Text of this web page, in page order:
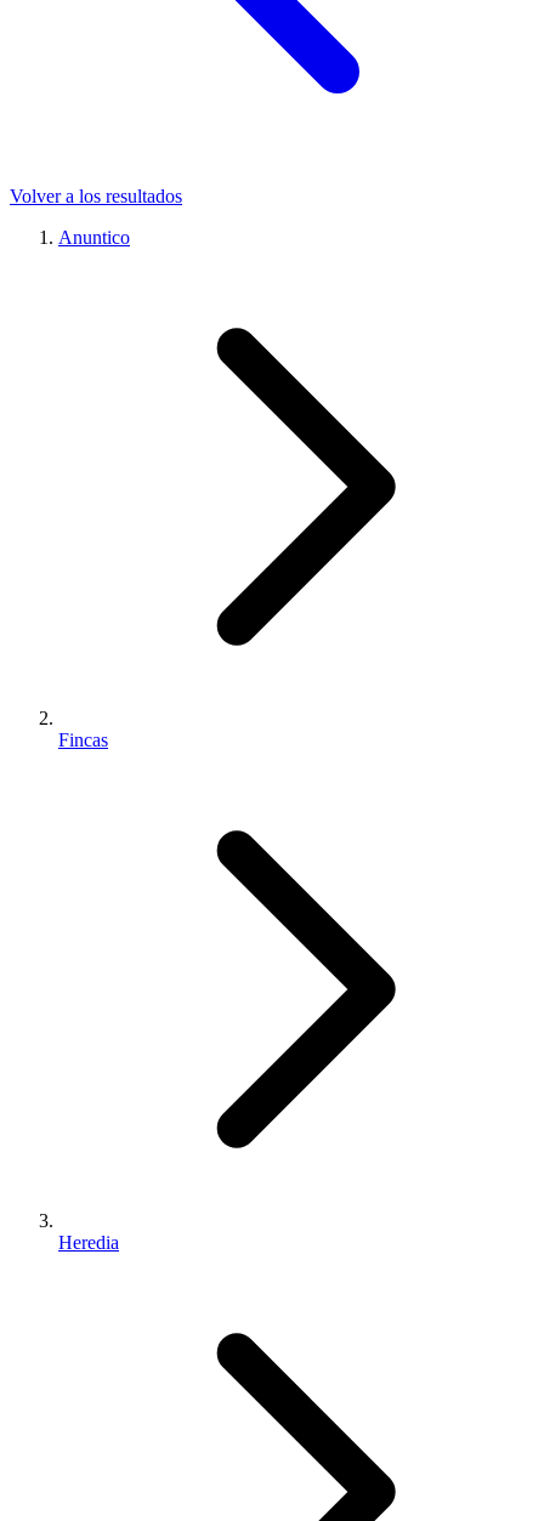
Volver a los resultados
Anuntico
Fincas
Heredia